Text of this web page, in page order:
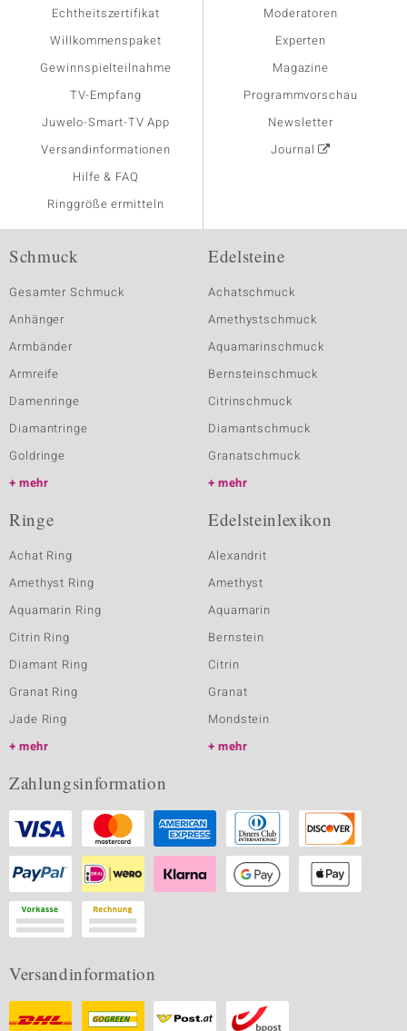
Echtheitszertifikat
Willkommenspaket
Gewinnspielteilnahme
TV-Empfang
Juwelo-Smart-TV App
Versandinformationen
Hilfe & FAQ
Ringgröße ermitteln
Moderatoren
Experten
Magazine
Programmvorschau
Newsletter
Journal
Schmuck
Gesamter Schmuck
Anhänger
Armbänder
Armreife
Damenringe
Diamantringe
Goldringe
mehr
Edelsteine
Achatschmuck
Amethystschmuck
Aquamarinschmuck
Bernsteinschmuck
Citrinschmuck
Diamantschmuck
Granatschmuck
mehr
Ringe
Achat Ring
Amethyst Ring
Aquamarin Ring
Citrin Ring
Diamant Ring
Granat Ring
Jade Ring
mehr
Edelsteinlexikon
Alexandrit
Amethyst
Aquamarin
Bernstein
Citrin
Granat
Mondstein
mehr
Zahlungsinformation
Versandinformation